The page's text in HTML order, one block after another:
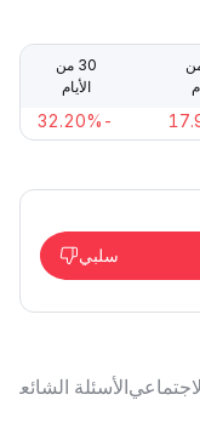
من
30 من
الأيام
-32.20%
سلبي
الأسئلة الشائعة